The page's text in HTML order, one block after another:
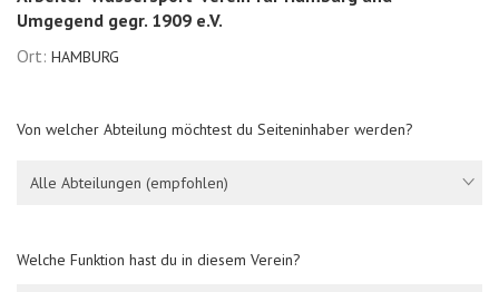
Umgegend gegr. 1909 e.V.
Ort: HAMBURG
Von welcher Abteilung möchtest du Seiteninhaber werden?
Alle Abteilungen (empfohlen)
Welche Funktion hast du in diesem Verein?